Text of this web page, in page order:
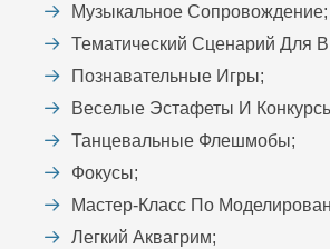
Музыкальное Сопровождение;
Тематический Сценарий Для
Познавательные Игры;
Веселые Эстафеты И
Танцевальные Флешмобы;
Фокусы;
Мастер-Класс По
Легкий Аквагрим;